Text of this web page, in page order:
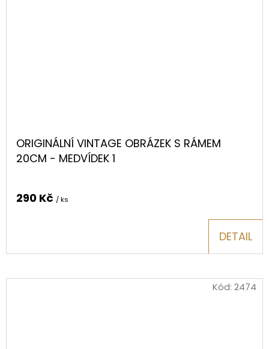
ORIGINÁLNÍ VINTAGE OBRÁZEK S RÁMEM
20CM - MEDVÍDEK 1
290 Kč / ks
DETAIL
Kód: 2474